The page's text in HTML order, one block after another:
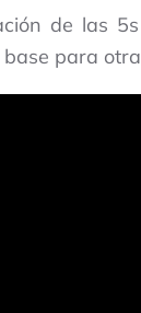
de las
para